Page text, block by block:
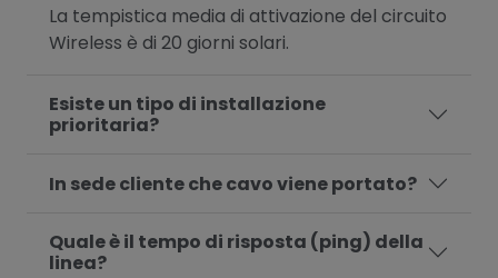
La tempistica media di attivazione del circuito
Wireless è di 20 giorni solari.
Esiste un tipo di installazione
prioritaria?
In sede cliente che cavo viene portato?
Quale è il tempo di risposta (ping) della
linea?